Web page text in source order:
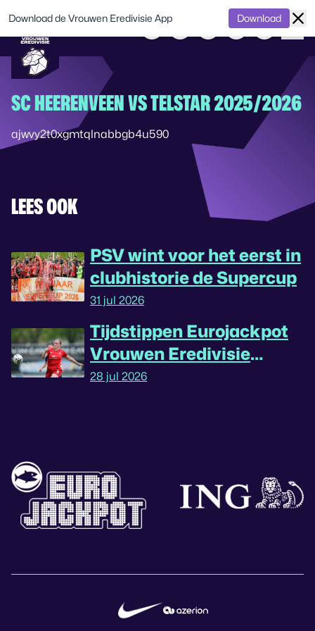
SC HEERENVEEN VS TELSTAR 2025/2026
ajwvy2t0xgmtqlnabbgb4u590
LEES OOK
PSV wint voor het eerst in
clubhistorie de Supercup
31 jul 2026
Tijdstippen Eurojackpot
Vrouwen Eredivisie
omgedraaid
28 jul 2026
Download de Vrouwen Eredivisie App Download